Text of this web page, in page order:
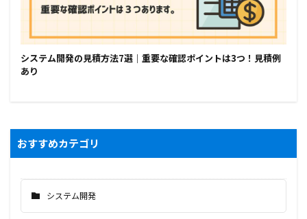
システム開発の見積方法7選｜重要な確認ポイントは3つ！見積例
あり
おすすめカテゴリ
システム開発